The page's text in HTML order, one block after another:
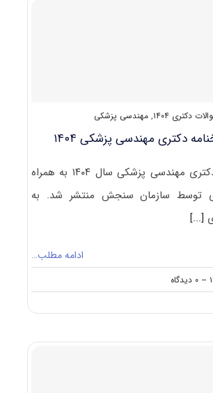
دکتری ۱۴۰۴ ,مهندسی پزشکی
دکتری مهندسی پزشکی ۱۴۰۴
سوالات آزمون دکتری مهندسی پزشکی سال ۱۴۰۴ به همراه
توسط سازمان سنجش منتشر شد. به
[...]
ادامه مطلب…
-- ۰ دیدگاه
on
سوالات
مهندسی